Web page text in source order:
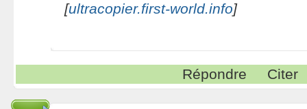
[ultracopier.first-world.info]
Répondre Citer